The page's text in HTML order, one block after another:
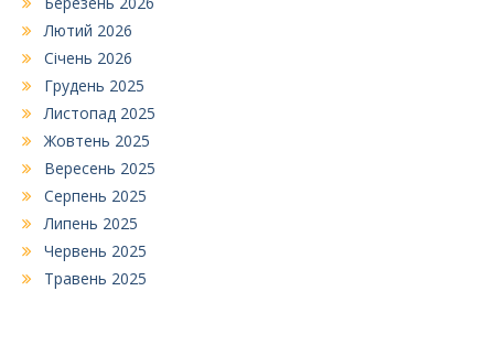
Лютий 2026
Січень 2026
Грудень 2025
Листопад 2025
Жовтень 2025
Вересень 2025
Серпень 2025
Липень 2025
Червень 2025
Травень 2025